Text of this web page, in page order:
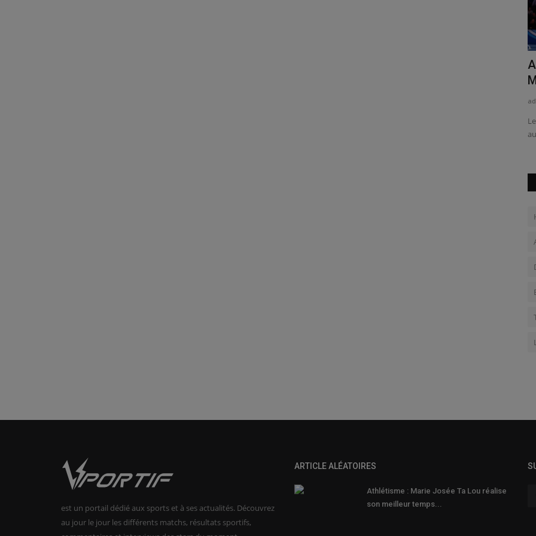
est un portail dédié aux sports et à ses actualités. Découvrez
au jour le jour les différents matchs, résultats sportifs,
ARTICLE ALÉATOIRES
Athlétisme : Marie Josée Ta Lou réalise
son meilleur temps...